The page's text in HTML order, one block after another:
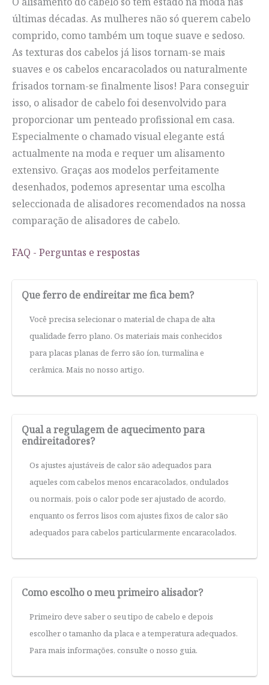
últimas décadas. As mulheres não só querem cabelo
comprido, como também um toque suave e sedoso.
As texturas dos cabelos já lisos tornam-se mais
suaves e os cabelos encaracolados ou naturalmente
frisados tornam-se finalmente lisos! Para conseguir
isso, o alisador de cabelo foi desenvolvido para
proporcionar um penteado profissional em casa.
Especialmente o chamado visual elegante está
actualmente na moda e requer um alisamento
extensivo. Graças aos modelos perfeitamente
desenhados, podemos apresentar uma escolha
seleccionada de alisadores recomendados na nossa
comparação de alisadores de cabelo.
FAQ - Perguntas e respostas
Que ferro de endireitar me fica bem?
Você precisa selecionar o material de chapa de alta
qualidade ferro plano. Os materiais mais conhecidos
para placas planas de ferro são íon, turmalina e
cerâmica. Mais no nosso artigo.
Qual a regulagem de aquecimento para
endireitadores?
Os ajustes ajustáveis de calor são adequados para
aqueles com cabelos menos encaracolados, ondulados
ou normais, pois o calor pode ser ajustado de acordo,
enquanto os ferros lisos com ajustes fixos de calor são
adequados para cabelos particularmente encaracolados.
Como escolho o meu primeiro alisador?
Primeiro deve saber o seu tipo de cabelo e depois
escolher o tamanho da placa e a temperatura adequados.
Para mais informações, consulte o nosso guia.